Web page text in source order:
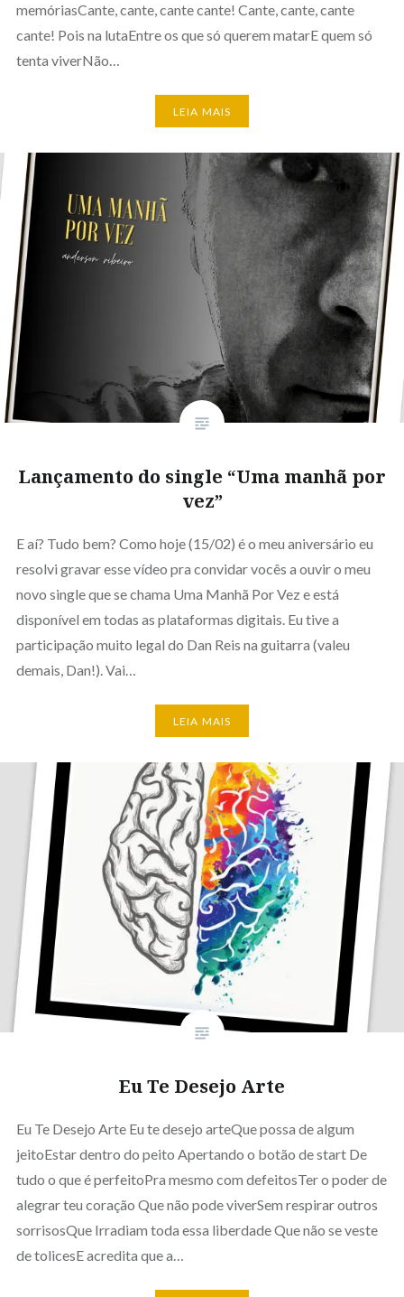
memóriasCante, cante, cante cante! Cante, cante, cante
cante! Pois na lutaEntre os que só querem matarE quem só
tenta viverNão…
LEIA MAIS
Lançamento do single “Uma manhã por
vez”
E aí? Tudo bem? Como hoje (15/02) é o meu aniversário eu
resolvi gravar esse vídeo pra convidar vocês a ouvir o meu
novo single que se chama Uma Manhã Por Vez e está
disponível em todas as plataformas digitais. Eu tive a
participação muito legal do Dan Reis na guitarra (valeu
demais, Dan!). Vai…
LEIA MAIS
Eu Te Desejo Arte
Eu Te Desejo Arte Eu te desejo arteQue possa de algum
jeitoEstar dentro do peito Apertando o botão de start De
tudo o que é perfeitoPra mesmo com defeitosTer o poder de
alegrar teu coração Que não pode viverSem respirar outros
sorrisosQue Irradiam toda essa liberdade Que não se veste
de tolicesE acredita que a…